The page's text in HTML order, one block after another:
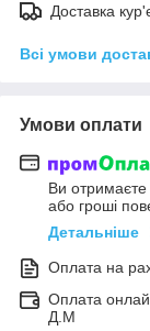
Доставка
Всі умови
Умови оплати
Ви
або гроші
Детальніше
Оплата на
Оплата
Д.М